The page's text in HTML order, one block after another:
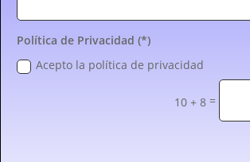
Política de Privacidad (*)
Acepto la política de privacidad
10 + 8 =